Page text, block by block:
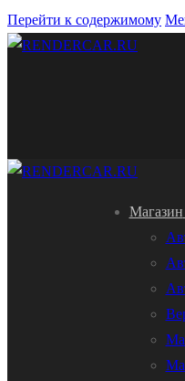
Перейти к содержимому
Магазин